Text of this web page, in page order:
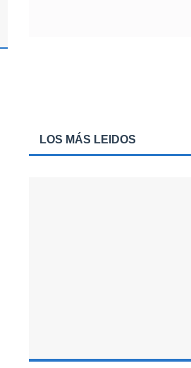
LOS MÁS LEIDOS